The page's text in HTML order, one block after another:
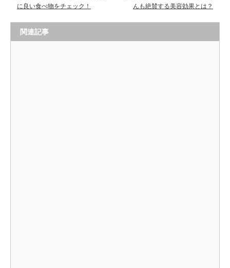
に良い食べ物をチェック！
んも絶賛する美容効果とは？
関連記事